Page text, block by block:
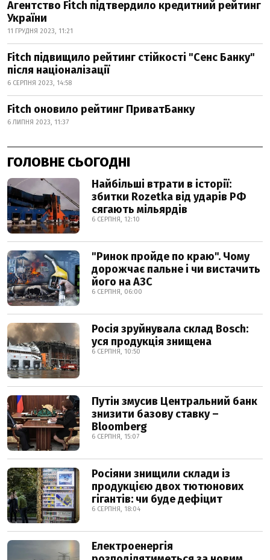
Агентство Fitch підтвердило кредитний рейтинг
України
11 ГРУДНЯ 2023, 11:21
Fitch підвищило рейтинг стійкості "Сенс Банку"
після націоналізації
6 СЕРПНЯ 2023, 14:58
Fitch оновило рейтинг ПриватБанку
6 ЛИПНЯ 2023, 11:37
ГОЛОВНЕ СЬОГОДНІ
Найбільші втрати в історії:
збитки Rozetka від ударів РФ
сягають мільярдів
6 СЕРПНЯ, 12:10
"Ринок пройде по краю". Чому
дорожчає пальне і чи вистачить
його на АЗС
6 СЕРПНЯ, 06:00
Росія зруйнувала склад Bosch:
уся продукція знищена
6 СЕРПНЯ, 10:50
Путін змусив Центральний банк
знизити базову ставку –
Bloomberg
6 СЕРПНЯ, 15:07
Росіяни знищили склади із
продукцією двох тютюнових
гігантів: чи буде дефіцит
6 СЕРПНЯ, 18:04
Електроенергія